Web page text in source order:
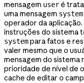
mensagem useré
uma mensagem system
operador da
instruções do sistema
systempara fatos e
valer mesmo que o
mensagem do sistema
prioridade de nível de
cache de editar o